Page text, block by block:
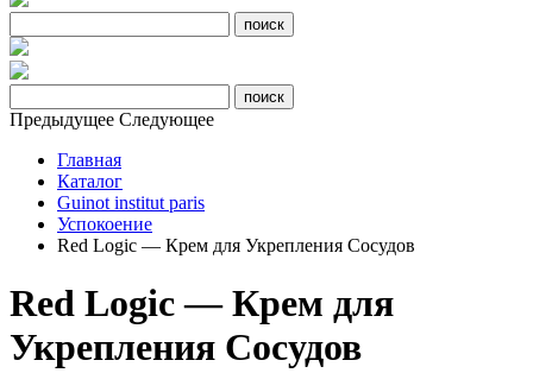
Предыдущее Следующее
Главная
Каталог
Guinot institut paris
Успокоение
Red Logic — Крем для Укрепления Сосудов
Red Logic — Крем для
Укрепления Сосудов